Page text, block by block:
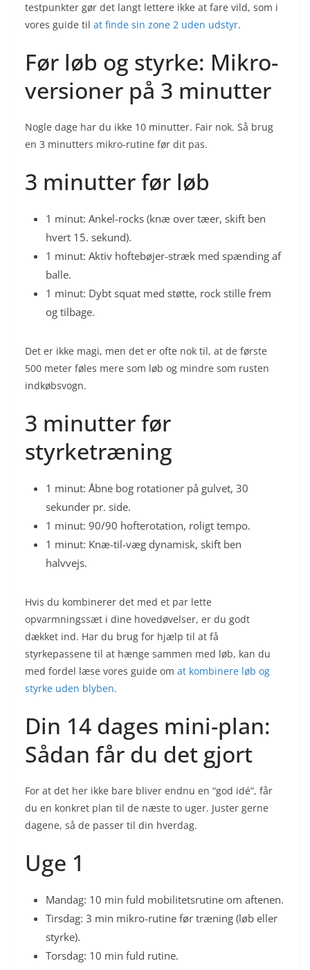
testpunkter gør det langt lettere ikke at fare vild, som i
vores guide til at finde sin zone 2 uden udstyr.
Før løb og styrke: Mikro-
versioner på 3 minutter
Nogle dage har du ikke 10 minutter. Fair nok. Så brug
en 3 minutters mikro-rutine før dit pas.
3 minutter før løb
1 minut: Ankel-rocks (knæ over tæer, skift ben
hvert 15. sekund).
1 minut: Aktiv hoftebøjer-stræk med spænding af
balle.
1 minut: Dybt squat med støtte, rock stille frem
og tilbage.
Det er ikke magi, men det er ofte nok til, at de første
500 meter føles mere som løb og mindre som rusten
indkøbsvogn.
3 minutter før
styrketræning
1 minut: Åbne bog rotationer på gulvet, 30
sekunder pr. side.
1 minut: 90/90 hofterotation, roligt tempo.
1 minut: Knæ-til-væg dynamisk, skift ben
halvvejs.
Hvis du kombinerer det med et par lette
opvarmningssæt i dine hovedøvelser, er du godt
dækket ind. Har du brug for hjælp til at få
styrkepassene til at hænge sammen med løb, kan du
med fordel læse vores guide om at kombinere løb og
styrke uden blyben.
Din 14 dages mini-plan:
Sådan får du det gjort
For at det her ikke bare bliver endnu en “god idé”, får
du en konkret plan til de næste to uger. Juster gerne
dagene, så de passer til din hverdag.
Uge 1
Mandag: 10 min fuld mobilitetsrutine om aftenen.
Tirsdag: 3 min mikro-rutine før træning (løb eller
styrke).
Torsdag: 10 min fuld rutine.